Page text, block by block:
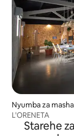
Nyumba za
L'ORENETA
Starehe